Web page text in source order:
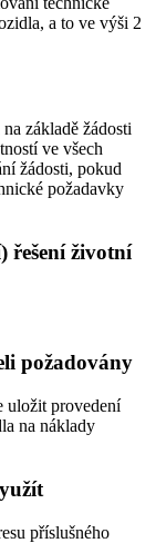
a to ve výši 2
základě žádosti
ve všech
žádosti, pokud
požadavky
řešení životní
požadovány
uložit provedení
na náklady
příslušného